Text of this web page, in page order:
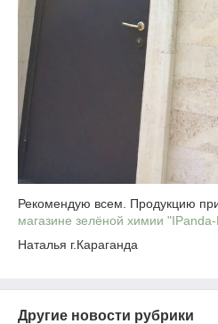
Рекомендую всем. Продукцию
магазине зелёной химии
Наталья г.Караганда
Другие новости рубрики